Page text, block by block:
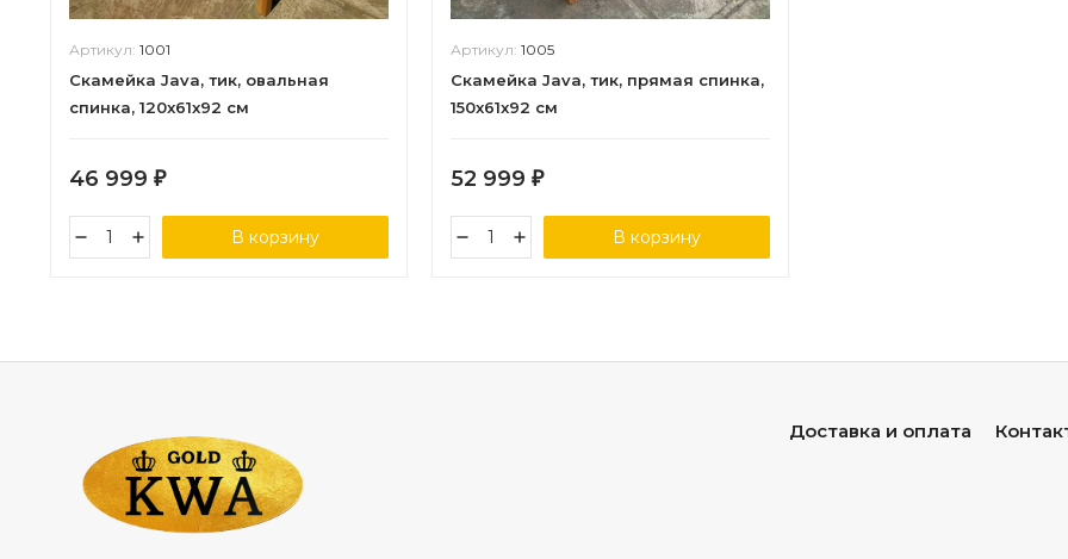
Артикул: 1001
Скамейка Java, тик, овальная
спинка, 120x61x92 см
46 999 ₽
В корзину
Артикул: 1005
Скамейка Java, тик, прямая спинка,
150x61x92 см
52 999 ₽
В корзину
Доставка и оплата